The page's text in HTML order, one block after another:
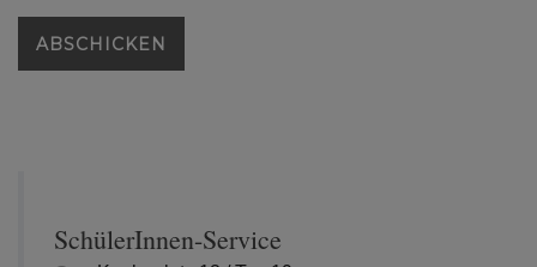
ABSCHICKEN
SchülerInnen-Service